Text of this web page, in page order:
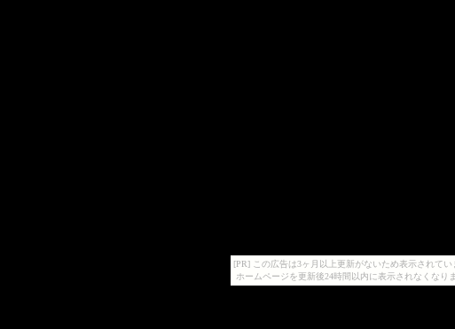
[PR] この広告は3ヶ月以上更新がないため表示されてい
ホームページを更新後24時間以内に表示されなくなりま